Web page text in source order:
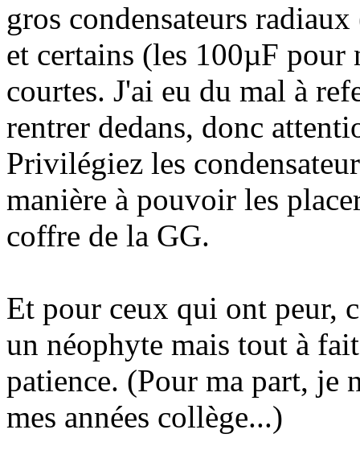
gros condensateurs
et certains (les 100µF pour
courtes. J'ai eu du mal à
rentrer dedans, donc
Privilégiez les
manière à pouvoir les
coffre de la GG.
Et pour ceux qui ont peur,
un néophyte mais tout à
patience. (Pour ma part, je
mes années collège...)